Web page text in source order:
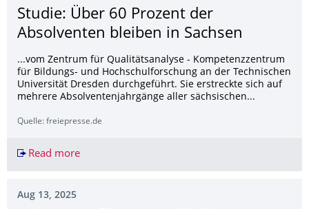
Studie: Über 60 Prozent der
Absolventen bleiben in Sachsen
...vom Zentrum für Qualitätsanalyse - Kompetenzzentrum
für Bildungs- und Hochschulforschung an der Technischen
Universität Dresden durchgeführt. Sie erstreckte sich auf
mehrere Absolventenjahrgänge aller sächsischen...
Quelle: freiepresse.de
Read moreStudie: Über 60 Prozent der Absolventen
Aug 13, 2025